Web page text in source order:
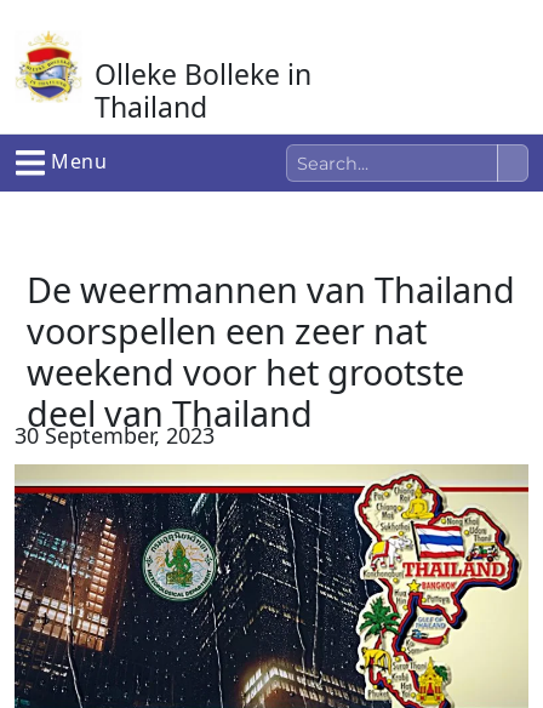
naar
de
inhoud
Olleke Bolleke in
Thailand
In Thailand
Menu
De weermannen van Thailand
voorspellen een zeer nat
weekend voor het grootste
deel van Thailand
30 September, 2023